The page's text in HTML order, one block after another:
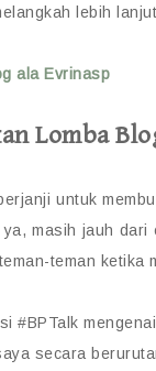
lebih
ala Evrinasp
Lomba
untuk
masih jauh
teman ketika
#BPTalk
secara